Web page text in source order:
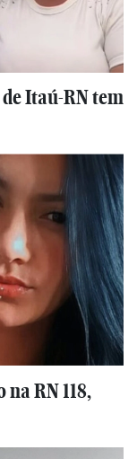
Itaú-RN tem
RN 118,